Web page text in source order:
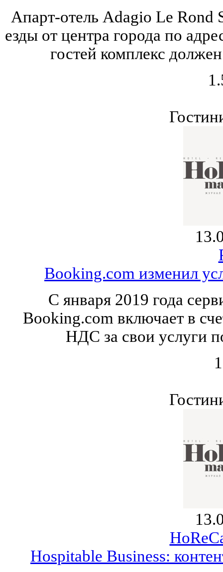
Апарт-отель Adagio Le Rond
езды от центра города по
гостей комплекс
Booking.com изменил
С января 2019 года
Booking.com включает в
НДС за свои услуги
Hospitable Business: